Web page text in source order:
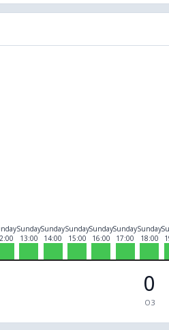
Sunday
13:00
Sunday
14:00
Sunday
15:00
Sunday
16:00
Sunday
17:00
Sunday
18:00
0
O3